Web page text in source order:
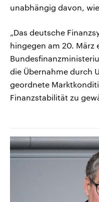
unabhängig davon,
„Das deutsche
hingegen am 20. März
die Übernahme durch
geordnete
Finanzstabilität zu